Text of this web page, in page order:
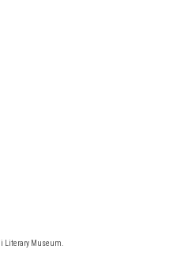
Literary Museum.